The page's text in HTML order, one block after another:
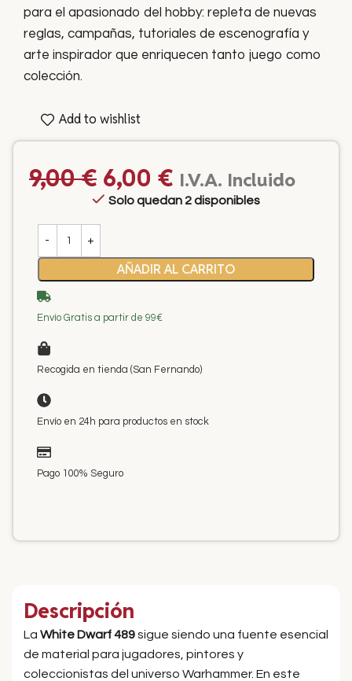
para el apasionado del hobby: repleta de nuevas
reglas, campañas, tutoriales de escenografía y
arte inspirador que enriquecen tanto juego como
colección.
Add to wishlist
9,00€ 6,00 € I.V.A. Incluido
Solo quedan 2 disponibles
AÑADIR AL CARRITO
Envío Gratis a partir de 99€
Recogida en tienda (San Fernando)
Envío en 24h para productos en stock
Pago 100% Seguro
Descripción
La White Dwarf 489sigue siendo una fuente esencial
de material para jugadores, pintores y
coleccionistas del universo Warhammer. En este